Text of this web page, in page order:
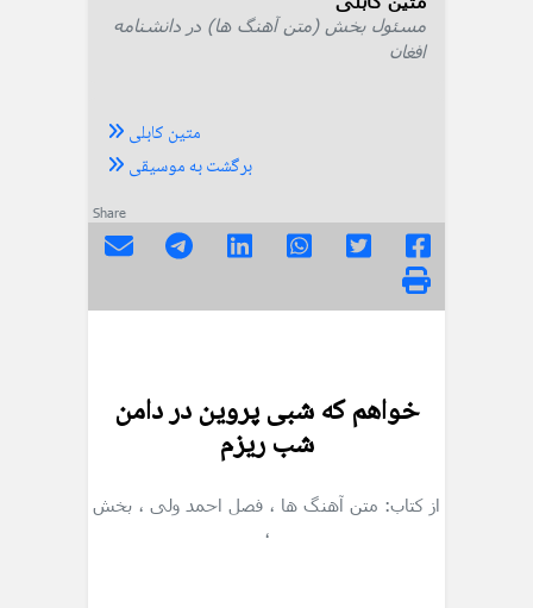
مسئول بخش (متن آهنگ ها) در دانشنامه
افغان
متین کابلی
برگشت به موسیقی
Share
خواهم که شبی پروین در دامن
شب ریزم
از کتاب: متن آهنگ ها ، فصل احمد ولی ، بخش
،